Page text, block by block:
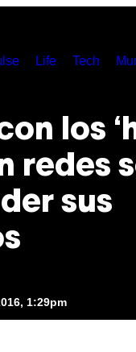
Life Tech
los
redes
sus
1:29pm